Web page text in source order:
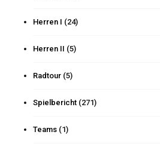
Herren I (24)
Herren II (5)
Radtour (5)
Spielbericht (271)
Teams (1)